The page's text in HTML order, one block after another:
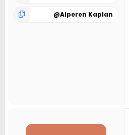
@Alperen Kaplan